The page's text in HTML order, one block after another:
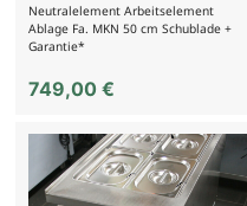
Neutralelement Arbeitselement
Ablage Fa. MKN 50 cm Schublade +
Garantie*
749,00 €